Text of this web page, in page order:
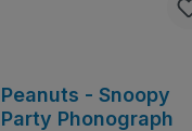
Peanuts - Snoopy
Party Phonograph